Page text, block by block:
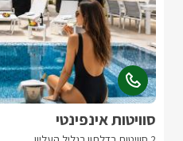
סוויטות אינפינטי